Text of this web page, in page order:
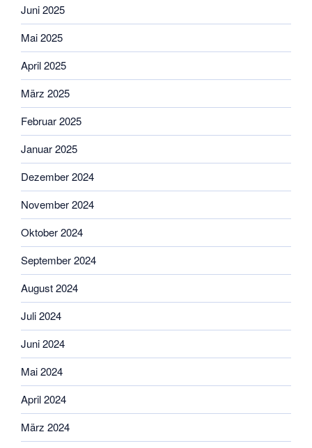
Juni 2025
Mai 2025
April 2025
März 2025
Februar 2025
Januar 2025
Dezember 2024
November 2024
Oktober 2024
September 2024
August 2024
Juli 2024
Juni 2024
Mai 2024
April 2024
März 2024